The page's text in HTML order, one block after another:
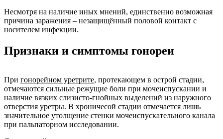
Несмотря на наличие иных мнений, единственно возможная
причина заражения – незащищённый половой контакт с
носителем инфекции.
Признаки и симптомы гонореи
При гонорейном уретрите, протекающем в острой стадии,
отмечаются сильные режущие боли при мочеиспускании и
наличие вязких слизисто-гнойных выделений из наружного
отверстия уретры. В хроничесой стадии отмечается лишь
значительное утолщение стенки мочеиспускательного канала
при пальпаторном исследовании.